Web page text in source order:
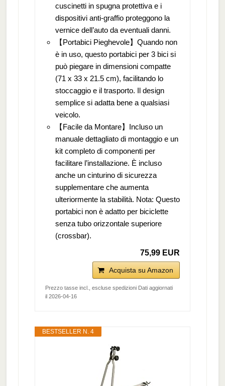
cuscinetti in spugna protettiva e i
dispositivi anti-graffio proteggono la
vernice dell’auto da eventuali danni.
【Portabici Pieghevole】Quando non
è in uso, questo portabici per 3 bici si
può piegare in dimensioni compatte
(71 x 33 x 21.5 cm), facilitando lo
stoccaggio e il trasporto. Il design
semplice si adatta bene a qualsiasi
veicolo.
【Facile da Montare】Incluso un
manuale dettagliato di montaggio e un
kit completo di componenti per
facilitare l’installazione. È incluso
anche un cinturino di sicurezza
supplementare che aumenta
ulteriormente la stabilità. Nota: Questo
portabici non è adatto per biciclette
senza tubo orizzontale superiore
(crossbar).
75,99 EUR
Acquista su Amazon
Prezzo tasse incl., escluse spedizioni Dati aggiornati
il 2026-04-16
BESTSELLER N. 4